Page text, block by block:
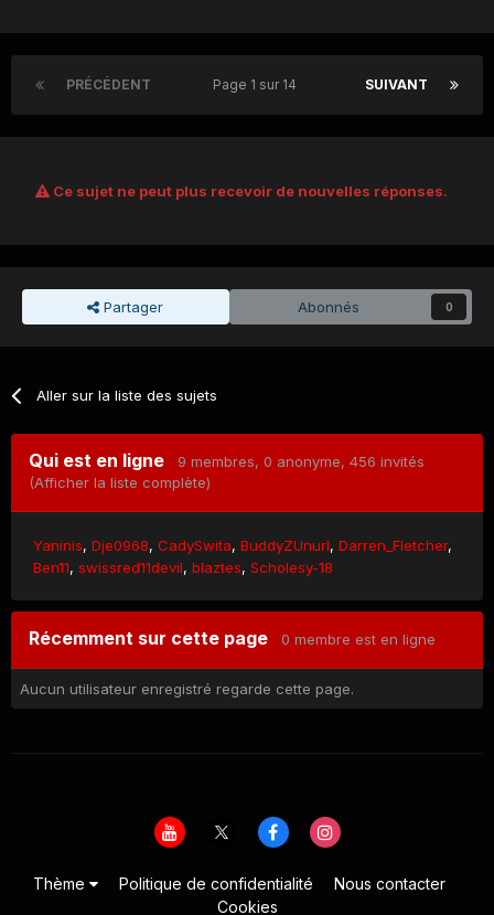
PRÉCÉDENT SUIVANT
Page 1 sur 14
Ce sujet ne peut plus recevoir de nouvelles réponses.
Partager Abonnés 0
Aller sur la liste des sujets
Qui est en ligne 9 membres, 0 anonyme, 456 invités
(Afficher la liste complète)
Yaninis Dje0968 CadySwita BuddyZUnurl Darren_Fletcher
Ben11 swissred11devil blaztes Scholesy-18
Récemment sur cette page 0 membre est en ligne
Aucun utilisateur enregistré regarde cette page.
Thème Politique de confidentialité
Nous contacter
Cookies